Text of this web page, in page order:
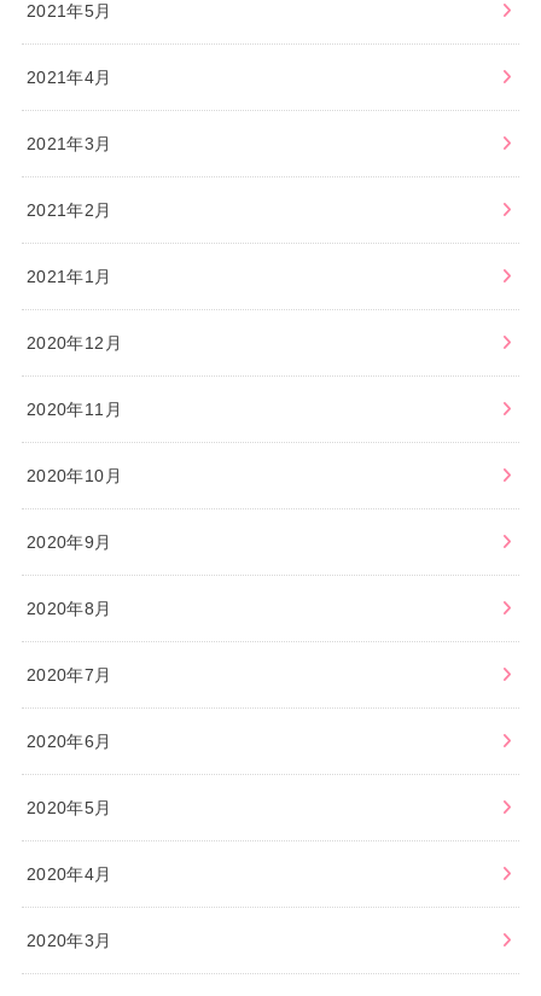
2021年5月
2021年4月
2021年3月
2021年2月
2021年1月
2020年12月
2020年11月
2020年10月
2020年9月
2020年8月
2020年7月
2020年6月
2020年5月
2020年4月
2020年3月